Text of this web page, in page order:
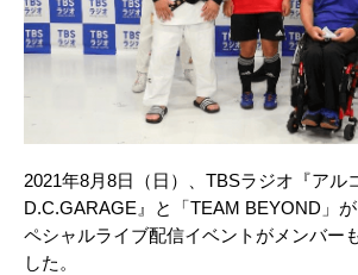
2021年8月8日（日）、TBSラジオ『アル
D.C.GARAGE』と「TEAM BEYOND」
ペシャルライブ配信イベントがメンバー
した。